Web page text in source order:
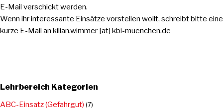
E-Mail verschickt werden.
Wenn ihr interessante Einsätze vorstellen wollt, schreibt bitte eine
kurze E-Mail an kilian.wimmer [at] kbi-muenchen.de
Lehrbereich Kategorien
ABC-Einsatz (Gefahrgut) (7)